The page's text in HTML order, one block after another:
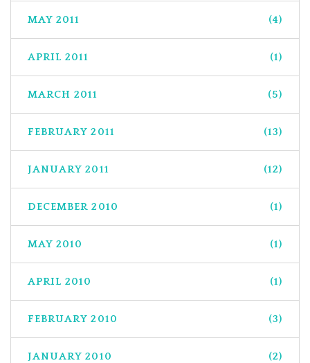
MAY 2011 (4)
APRIL 2011 (1)
MARCH 2011 (5)
FEBRUARY 2011 (13)
JANUARY 2011 (12)
DECEMBER 2010 (1)
MAY 2010 (1)
APRIL 2010 (1)
FEBRUARY 2010 (3)
JANUARY 2010 (2)